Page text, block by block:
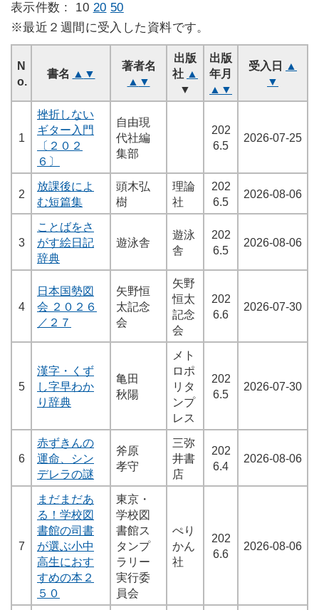
10 20 50
※最近２週間に受入した資料です。
N
o.
書名 ▲ ▼
▲ ▼
出版
社 ▲
▼
出版
年月
▲ ▼
受入日 ▲
▼
1
挫折しない
ギター入門
〔２０２
６〕
自由現
代社編
集部
202
6.5
2026-07-25
2
放課後によ
む短篇集
頭木弘
樹
理論
社
202
6.5
2026-08-06
3
ことばをさ
がす絵日記
辞典
遊泳舎
遊泳
舎
202
6.5
2026-08-06
4
日本国勢図
会 ２０２６
／２７
矢野恒
太記念
会
矢野
恒太
記念
会
202
6.6
2026-07-30
5
漢字・くず
し字早わか
り辞典
亀田
秋陽
メト
ロポ
リタ
ンプ
レス
202
6.5
2026-07-30
6
赤ずきんの
運命、シン
デレラの謎
斧原
孝守
三弥
井書
店
202
6.4
2026-08-06
7
まだまだあ
る！学校図
書館の司書
が選ぶ小中
高生におす
すめの本２
５０
東京・
学校図
書館ス
タンプ
ラリー
実行委
員会
ぺり
かん
社
202
6.6
2026-08-06